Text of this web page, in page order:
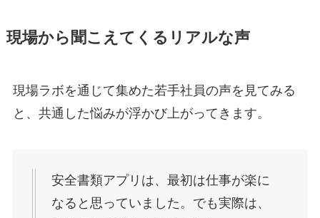
現場から聞こえてくるリアルな声
現場ラボを通じて集めた若手社員の声を見てみる
と、共通した悩みが浮かび上がってきます。
安全書類アプリは、最初は仕事が楽に
なると思っていました。でも実際は、